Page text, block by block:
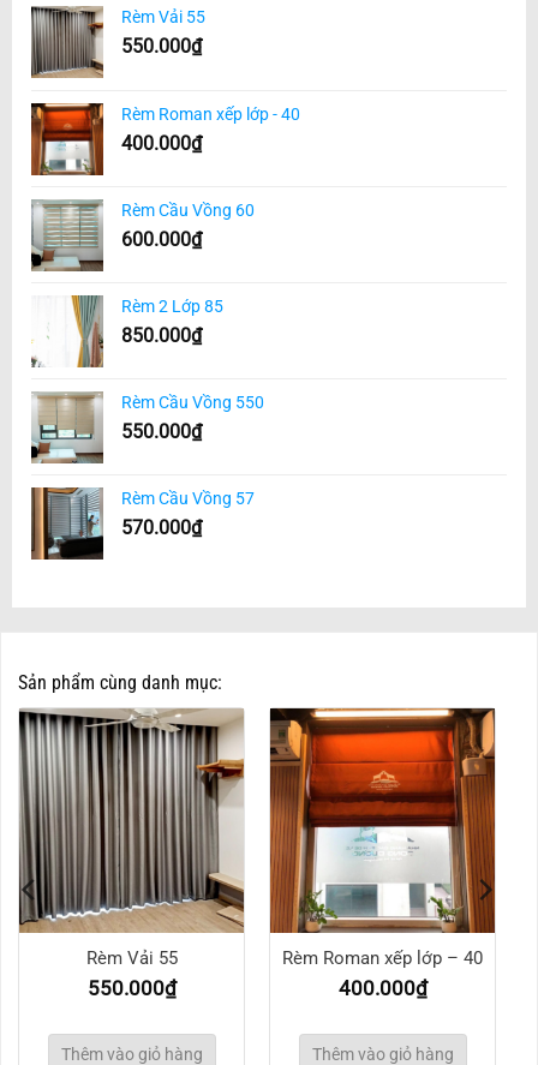
Rèm Vải 55
550.000₫
Rèm Roman xếp lớp - 40
400.000₫
Rèm Cầu Vồng 60
600.000₫
Rèm 2 Lớp 85
850.000₫
Rèm Cầu Vồng 550
550.000₫
Rèm Cầu Vồng 57
570.000₫
Sản phẩm cùng danh mục:
Rèm Vải 55
550.000₫
Thêm vào giỏ hàng
Rèm Roman xếp lớp – 40
400.000₫
Thêm vào giỏ hàng